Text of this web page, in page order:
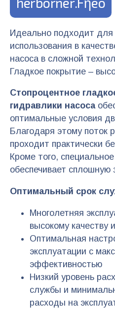
Идеально подходит для
использования в
насоса в сложной
Гладкое покрытие –
Стопроцентное
гидравлики насоса
оптимальные условия
Благодаря этому поток
проходит практически
Кроме того,
обеспечивает сплошную
Оптимальный срок
Многолетняя
высокому качеству
Оптимальная
эксплуатации с
эффективностью
Низкий уровень
службы и
расходы на